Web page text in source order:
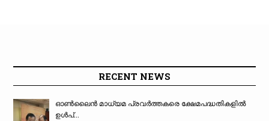
RECENT NEWS
ഓൺലൈൻ മാധ്യമ പ്രവർത്തകരെ ക്ഷേമപദ്ധതികളിൽ
ഉൾപ്...